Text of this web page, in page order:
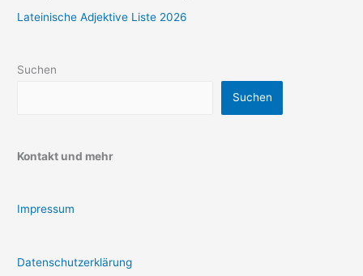
Lateinische Adjektive Liste 2026
Suchen
Suchen
Kontakt und mehr
Impressum
Datenschutzerklärung